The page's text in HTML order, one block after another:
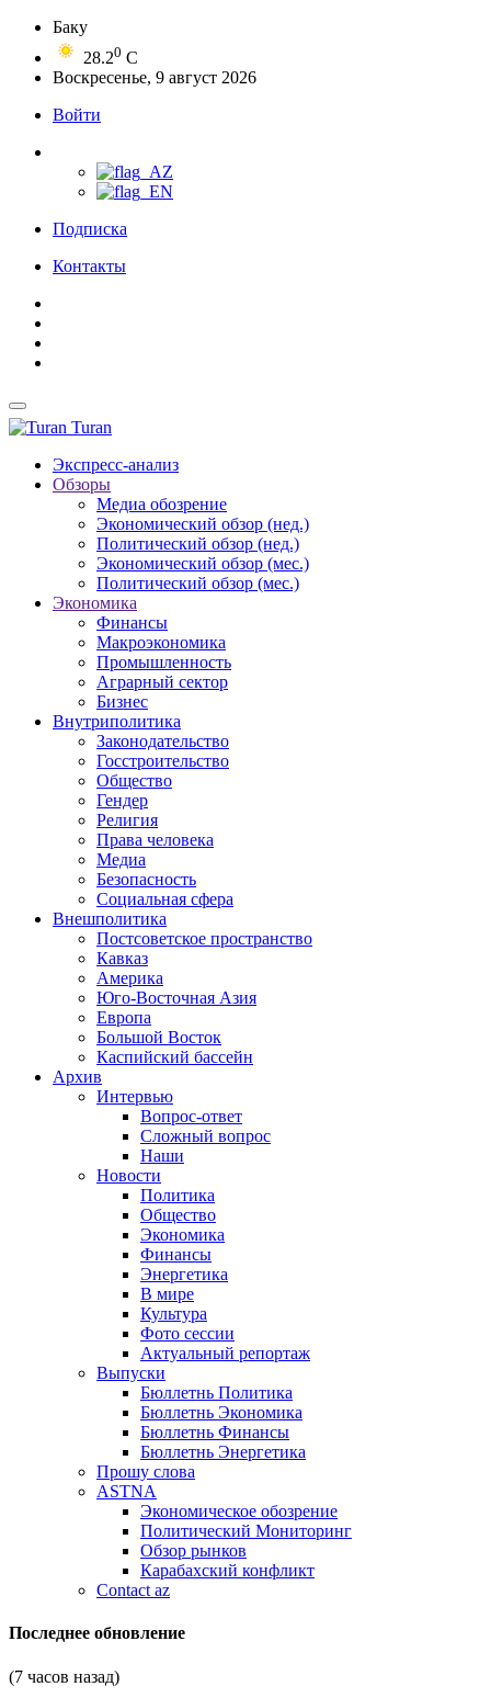
Баку
28.20 C
Воскресенье, 9 август 2026
Войти
Подписка
Контакты
Turan
Экспресс-анализ
Обзоры
Медиа обозрение
Экономический обзор (нед.)
Политический обзор (нед.)
Экономический обзор (мес.)
Политический обзор (мес.)
Экономика
Финансы
Макроэкономика
Промышленность
Аграрный сектор
Бизнес
Внутриполитика
Законодательство
Госстроительство
Общество
Гендер
Религия
Права человека
Медиа
Безопасность
Социальная сфера
Внешполитика
Постсоветское пространство
Кавказ
Америка
Юго-Восточная Азия
Европа
Большой Восток
Каспийский бассейн
Архив
Интервью
Вопрос-ответ
Сложный вопрос
Наши
Новости
Политика
Общество
Экономика
Финансы
Энергетика
В мире
Культура
Фото сессии
Актуальный репортаж
Выпуски
Бюллетнь Политика
Бюллетнь Экономика
Бюллетнь Финансы
Бюллетнь Энергетика
Прошу слова
ASTNA
Экономическое обозрение
Политический Мониторинг
Обзор рынков
Карабахский конфликт
Contact az
Последнее обновление
(7 часов назад)